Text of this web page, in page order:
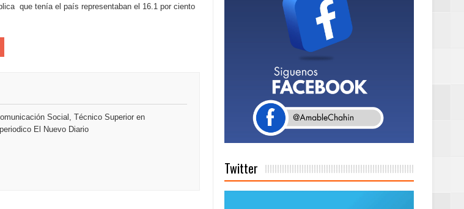
impulsando la seguridad alimentaria tras salida de RD
Foro del Ahorro y la Inversión “Reserva tu Capital”
de Vehículos de Pedro Brand
que tenía el país representaban el 16.1 por ciento
Social, Técnico Superior en
El Nuevo Diario
Twitter